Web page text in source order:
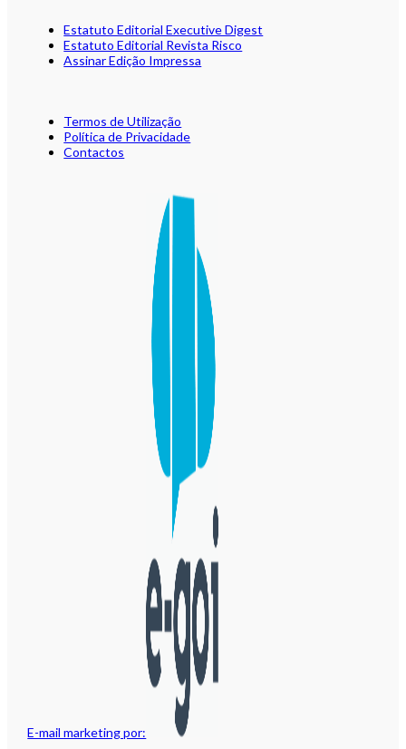
E-mail marketing por:
Estatuto Editorial Executive Digest
Estatuto Editorial Revista Risco
Assinar Edição Impressa
Termos de Utilização
Política de Privacidade
Contactos